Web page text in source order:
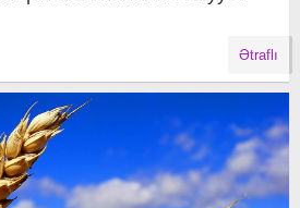
Ətraflı